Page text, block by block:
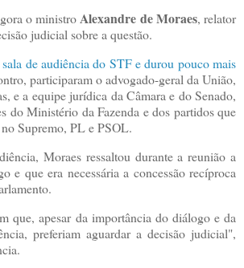
o ministro Alexandre de Moraes, relator
judicial sobre a questão.
de audiência do STF e durou pouco mais
participaram o advogado-geral da União,
e a equipe jurídica da Câmara e do Senado,
do Ministério da Fazenda e dos partidos que
Supremo, PL e PSOL.
Moraes ressaltou durante a reunião a
e que era necessária a concessão recíproca
que, apesar da importância do diálogo e da
preferiam aguardar a decisão judicial",